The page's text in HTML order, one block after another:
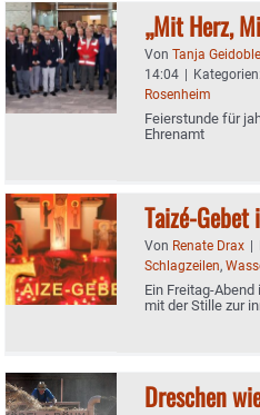
„Mit Herz,
Von Tanja
14:04 | Kategorien:
Rosenheim
Feierstunde für
Ehrenamt
Taizé-
Von Renate Drax |
Schlagzeilen,
Ein Freitag-
mit der Stille zur
Dreschen